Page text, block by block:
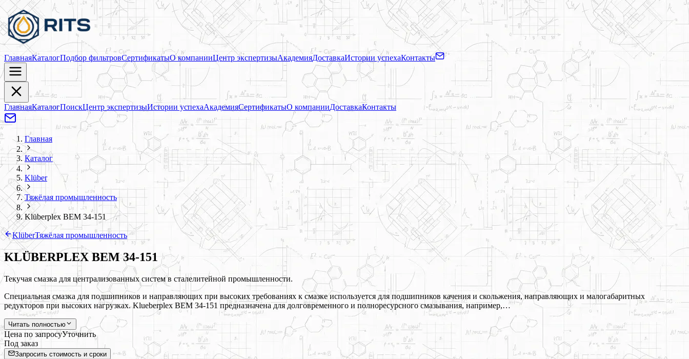
ГлавнаяКаталогПодбор фильтровСертификатыО компанииЦентр экспертизыАкадемияДоставкаИстории успехаКонтакты
ГлавнаяКаталогПоискЦентр экспертизыИстории успехаАкадемияСертификатыО компанииДоставкаКонтакты
Главная
Каталог
Klüber
Тяжёлая промышленность
Klüberplex BEM 34-151
KlüberТяжёлая промышленность
KLÜBERPLEX BEM 34-151
Текучая смазка для централизованных систем в сталелитейной промышленности.
Специальная смазка для подшипников и направляющих при высоких требованиях к смазке используется для подшипников качения и скольжения, направляющих и малогабаритных
редукторов при высоких нагрузках. Klueberplex BEM 34-151 предназначена для долговременного и полноресурсного смазывания, например,…
Читать полностью
Цена по запросуУточнить
Под заказ
Запросить стоимость и сроки